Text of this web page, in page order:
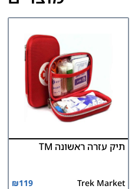
תיק עזרה ראשונה TM
Trek Market
₪119